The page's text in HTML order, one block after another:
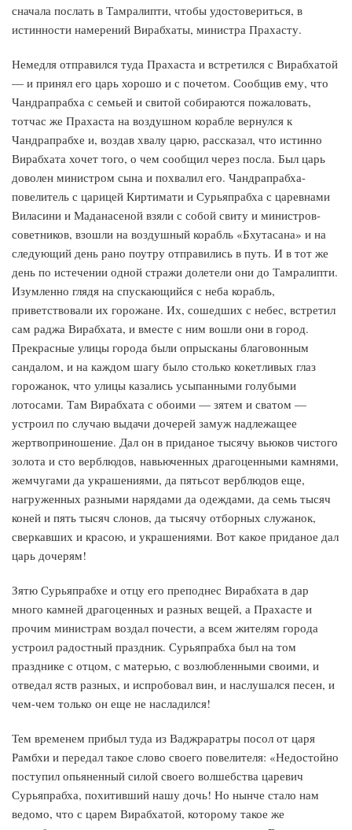
сначала послать в Тамралипти, чтобы удостовериться, в
истинности намерений Вирабхаты, министра Прахасту.
Немедля отправился туда Прахаста и встретился с Вирабхатой
— и принял его царь хорошо и с почетом. Сообщив ему, что
Чандрапрабха с семьей и свитой собираются пожаловать,
тотчас же Прахаста на воздушном корабле вернулся к
Чандрапрабхе и, воздав хвалу царю, рассказал, что истинно
Вирабхата хочет того, о чем сообщил через посла. Был царь
доволен министром сына и похвалил его. Чандрапрабха-
повелитель с царицей Киртимати и Сурьяпрабха с царевнами
Виласини и Маданасеной взяли с собой свиту и министров-
советников, взошли на воздушный корабль «Бхутасана» и на
следующий день рано поутру отправились в путь. И в тот же
день по истечении одной стражи долетели они до Тамралипти.
Изумленно глядя на спускающийся с неба корабль,
приветствовали их горожане. Их, сошедших с небес, встретил
сам раджа Вирабхата, и вместе с ним вошли они в город.
Прекрасные улицы города были опрысканы благовонным
сандалом, и на каждом шагу было столько кокетливых глаз
горожанок, что улицы казались усыпанными голубыми
лотосами. Там Вирабхата с обоими — зятем и сватом —
устроил по случаю выдачи дочерей замуж надлежащее
жертвоприношение. Дал он в приданое тысячу вьюков чистого
золота и сто верблюдов, навьюченных драгоценными камнями,
жемчугами да украшениями, да пятьсот верблюдов еще,
нагруженных разными нарядами да одеждами, да семь тысяч
коней и пять тысяч слонов, да тысячу отборных служанок,
сверкавших и красою, и украшениями. Вот какое приданое дал
царь дочерям!
Зятю Сурьяпрабхе и отцу его преподнес Вирабхата в дар
много камней драгоценных и разных вещей, а Прахасте и
прочим министрам воздал почести, а всем жителям города
устроил радостный праздник. Сурьяпрабха был на том
празднике с отцом, с матерью, с возлюбленными своими, и
отведал яств разных, и испробовал вин, и наслушался песен, и
чем-чем только он еще не насладился!
Тем временем прибыл туда из Ваджраратры посол от царя
Рамбхи и передал такое слово своего повелителя: «Недостойно
поступил опьяненный силой своего волшебства царевич
Сурьяпрабха, похитивший нашу дочь! Но нынче стало нам
ведомо, что с царем Вирабхатой, которому такое же